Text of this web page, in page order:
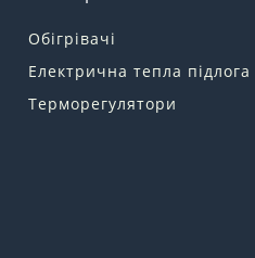
Обігрівачі
Електрична тепла підлога
Терморегулятори